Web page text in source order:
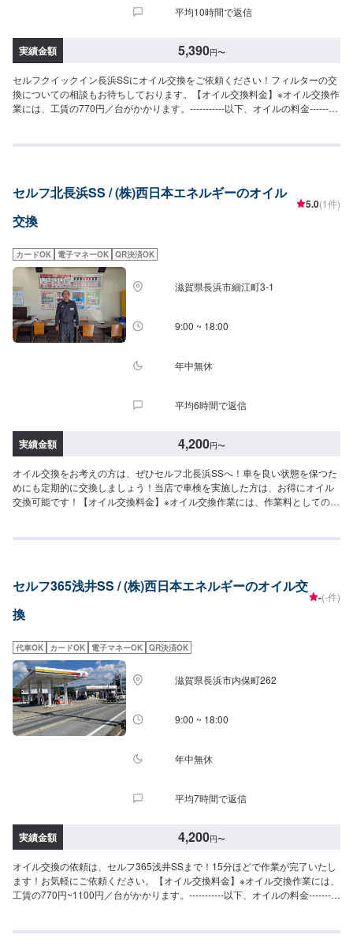
平均10時間で返信
実績金額 5,390円〜
セルフクイックイン長浜SSにオイル交換をご依頼ください！フィルターの交
換についての相談もお待ちしております。【オイル交換料金】※オイル交換作
業には、工賃の770円／台がかかります。-----------以下、オイルの料金---------
20推奨車専用）<ガソリン車用>・0W-20▶︎1,980円（0W-20推奨車専用）・
車）・10W-30▶︎1,700円（DPF装置ディーゼルトラック・バス）-----------そ
の他料金----------->>オイルフィルター2,750円〜／台>>２サイクルオイル
1,650円〜／台
セルフ北長浜SS / (株)西日本エネルギーのオイル
交換
5.0(1件)
カードOK 電子マネーOK QR決済OK
滋賀県長浜市細江町3-1
9:00 ~ 18:00
年中無休
平均6時間で返信
実績金額 4,200円〜
オイル交換をお考えの方は、ぜひセルフ北長浜SSへ！車を良い状態を保つた
めにも定期的に交換しましょう！当店で車検を実施した方は、お得にオイル
交換可能です！【オイル交換料金】※オイル交換作業には、作業料としての
L（輸入車・スポーツ車対応）・0W-8.▶︎2,310円／L（環境対応／超省燃
対応）・10W-30▶︎1,540円／L（幅広い車種に対応）<ディーゼル車用>・
5W-30▶︎1,920円／L（DPF装置ディーゼル乗用車）・10W-30▶︎1,700円／
L（DPF装置ディーゼルトラック・バス）-----------その他料金----------->>オイ
セルフ365浅井SS / (株)西日本エネルギーのオイル交
換
-(-件)
代車OK カードOK 電子マネーOK QR決済OK
滋賀県長浜市内保町262
9:00 ~ 18:00
年中無休
平均7時間で返信
実績金額 4,200円〜
オイル交換の依頼は、セルフ365浅井SSまで！15分ほどで作業が完了いたし
ます！お気軽にご依頼ください。【オイル交換料金】※オイル交換作業には、
工賃の770円~1100円／台がかかります。-----------以下、オイルの料金----------
奨車専用）<ガソリン車用>・0W-20▶︎1980円（0W-20推奨車専用）・5W-